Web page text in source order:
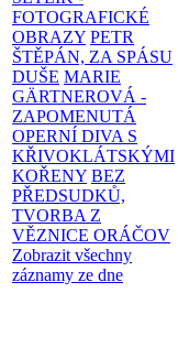
FOTOGRAFICKÉ
OBRAZY PETR
ŠTĚPÁN, ZA SPÁSU
DUŠE MARIE
GÄRTNEROVÁ -
ZAPOMENUTÁ
OPERNÍ DIVA S
KŘIVOKLÁTSKÝMI
KOŘENY BEZ
PŘEDSUDKŮ,
TVORBA Z
VĚZNICE ORÁČOV
Zobrazit všechny
záznamy ze dne